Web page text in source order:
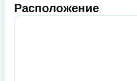
Расположение